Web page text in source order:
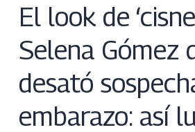
El look de
Selena Gómez
desató
embarazo: así